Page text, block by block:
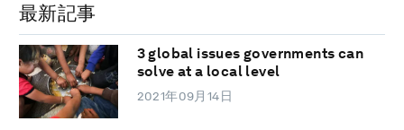
最新記事
3 global issues governments can
solve at a local level
2021年09月14日